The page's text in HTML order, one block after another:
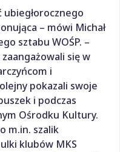
ubiegłorocznego
– mówi Michał
sztabu WOŚP. –
się w
i
pokazali swoje
i podczas
Ośrodku Kultury.
m.in. szalik
klubów MKS